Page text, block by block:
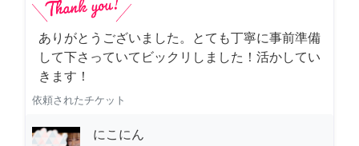
ありがとうございました。とても丁寧に事前準備
して下さっていてビックリしました！活かしてい
きます！
依頼されたチケット
にこにん